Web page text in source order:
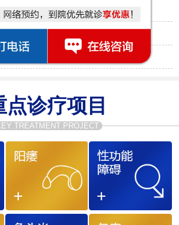
小窍门
有啥影响
应挂什么科
点诊疗项目
TREATMENT PROJECT